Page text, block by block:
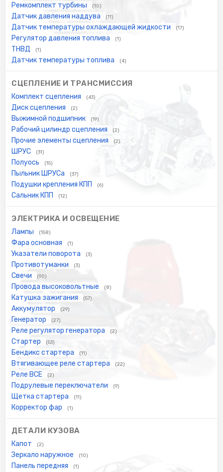
Ремкомплект турбины (10)
Датчик давления наддува (11)
Датчик температуры охлаждающей жидкости (17)
Регулятор давления топлива (1)
ТНВД (1)
Датчик температуры топлива (4)
СЦЕПЛЕНИЕ И ТРАНСМИССИЯ
Комплект сцепления (43)
Диск сцепления (2)
Выжимной подшипник (19)
Рабочий цилиндр сцепления (2)
Прочие элементы сцепления (2)
ШРУС (31)
Полуось (15)
Пыльник ШРУСа (37)
Подушки крепления КПП (6)
Сальник КПП (12)
ЭЛЕКТРИКА И ОСВЕЩЕНИЕ
Лампы (158)
Фара основная (1)
Указатели поворота (3)
Противотуманки (3)
Свечи (90)
Провода высоковольтные (8)
Катушка зажигания (57)
Аккумулятор (29)
Генератор (27)
Реле регулятор генератора (2)
Стартер (53)
Бендикс стартера (11)
Втягивающее реле стартера (22)
Реле ВСЕ (2)
Подрулевые переключатели (9)
Щетка стартера (11)
Корректор фар (1)
ДЕТАЛИ КУЗОВА
Капот (2)
Зеркало наружное (10)
Панель передняя (1)